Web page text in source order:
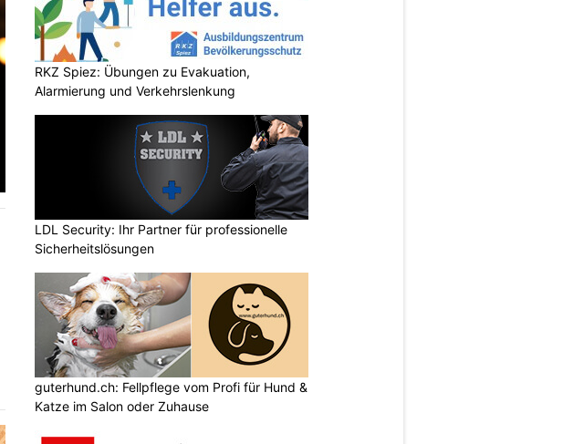
RKZ Spiez: Übungen zu Evakuation,
Alarmierung und Verkehrslenkung
LDL Security: Ihr Partner für professionelle
Sicherheitslösungen
guterhund.ch: Fellpflege vom Profi für Hund &
Katze im Salon oder Zuhause